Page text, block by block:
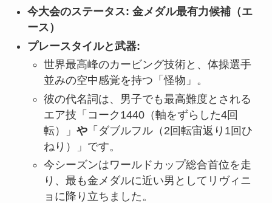
今大会のステータス: 金メダル最有力候補（エ
ース）
プレースタイルと武器:
世界最高峰のカービング技術と、体操選手
並みの空中感覚を持つ「怪物」。
彼の代名詞は、男子でも最高難度とされる
エア技「コーク1440（軸をずらした4回
転）」 や「ダブルフル（2回転宙返り1回ひ
ねり）」です。
今シーズンはワールドカップ総合首位を走
り、最も金メダルに近い男としてリヴィニ
ョに降り立ちました。